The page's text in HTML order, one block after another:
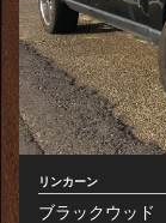
リンカーン
ブラックウッド